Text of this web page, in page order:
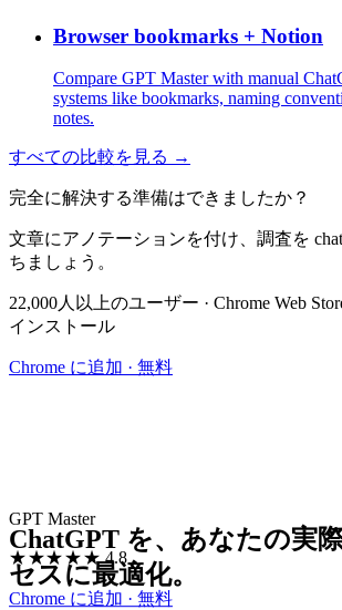
Browser bookmarks + Notion
Compare GPT Master with manual
systems like bookmarks, naming
notes.
すべての比較を見る →
完全に解決する準備はできましたか？
文章にアノテーションを付け、調査を
ちましょう。
22,000人以上のユーザー · Chrome Web
インストール
Chrome に追加 · 無料
GPT Master
★★★★★4.8
Chrome に追加 · 無料
ChatGPT を、あなたの実
セスに最適化。